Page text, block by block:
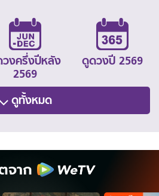
งครึ่งปีหลัง
2569
ดูดวงปี 2569
ดูทั้งหมด
จาก